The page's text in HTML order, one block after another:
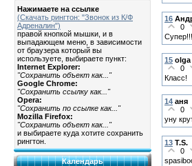
Нажимаете на ссылке
(Скачать рингтон: "Звонок из К/Ф
Адреналин")
правой кнопкой мышки, и в
выпадающем меню, в зависимости
от браузера который вы
используете, выбираете пункт:
Internet Explorer:
"Сохранить объект как..."
Google Chrome:
"Сохранить ссылку как..."
Opera:
"Сохранить по ссылке как..."
Mozilla Firefox:
"Сохранить объект как..."
и выбираете куда хотите сохранить
рингтон.
Календарь
16
0
Супер!!!
15 olga
0
Класс!
14 аня
0
yну
13 T.S.
0